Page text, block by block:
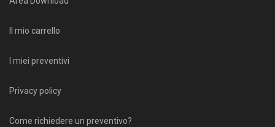
Il mio carrello
I miei preventivi
Privacy policy
Come richiedere un preventivo?